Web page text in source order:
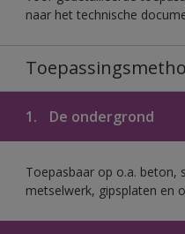
naar het technische
1. De ondergrond
Toepasbaar op o.a. beton,
metselwerk, gipsplaten en